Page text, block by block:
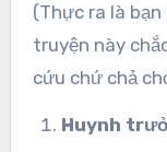
(Thực ra là bạn
truyện này
cứu chứ chả
Huynh